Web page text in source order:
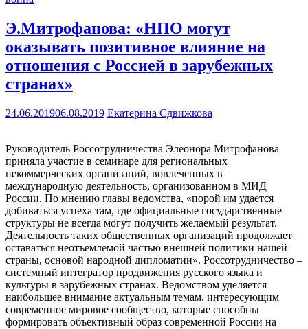
Э.Митрофанова: «НПО могут
оказывать позитивное влияние на
отношения с Россией в зарубежных
странах»
24.06.201906.08.2019 Екатерина Сдвижкова
Руководитель Россотрудничества Элеонора Митрофанова
приняла участие в семинаре для региональных
некоммерческих организаций, вовлеченных в
международную деятельность, организованном в МИД
России. По мнению главы ведомства, «порой им удается
добиваться успеха там, где официальные государственные
структуры не всегда могут получить желаемый результат.
Деятельность таких общественных организаций продолжает
оставаться неотъемлемой частью внешней политики нашей
страны, основой народной дипломатии». Россотрудничество –
системный интегратор продвижения русского языка и
культуры в зарубежных странах. Ведомством уделяется
наибольшее внимание актуальным темам, интересующим
современное мировое сообщество, которые способны
формировать объективный образ современной России на